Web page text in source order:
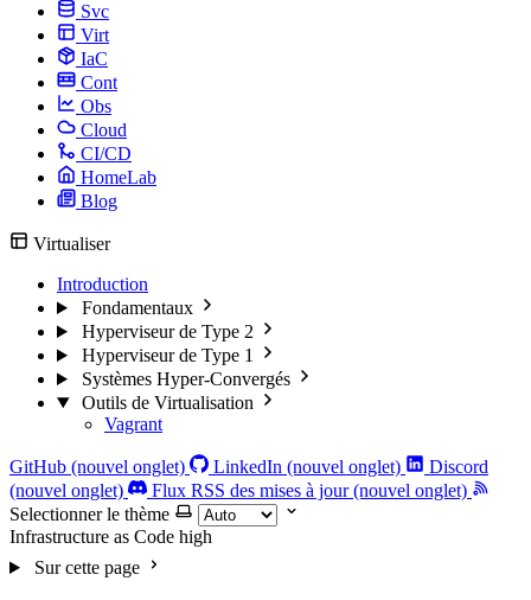
Svc
Virt
IaC
Cont
Obs
Cloud
CI/CD
HomeLab
Blog
Virtualiser
Introduction
Fondamentaux
Hyperviseur de Type 2
Hyperviseur de Type 1
Systèmes Hyper-Convergés
Outils de Virtualisation
Vagrant
GitHub (nouvel onglet) LinkedIn (nouvel onglet)
Discord
(nouvel onglet)
Flux RSS des mises à jour (nouvel onglet)
Selectionner le thème
Infrastructure as Code high
Sur cette page